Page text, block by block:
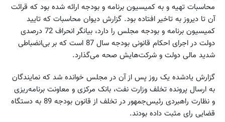
محاسبات تهیه و به کمیسیون برنامه و بودجه ارائه شده بود که قرائت
آن تا دیروز به تاخیر افتاده بود. گزارش دیوان محاسبات که تایید
کمیسیون برنامه و بودجه مجلس را دارد، بیانگر انحراف 72 درصدی
دولت در اجرای احکام قانونی بودجه سال 87 است که بر بی‌انضباطی
شدید مالی دولت و شرکت‌هایش صحه می‌گذارد.
گزارش یادشده یک روز پس از آن در مجلس خوانده شد که نمایندگان
به ارسال پرونده تخلف وزارت نفت، بانک مرکزی و معاونت برنامه‌ریزی
و نظارت راهبردی رئیس‌جمهور در تخلف از قانون بودجه 89 به دستگاه
قضایی رای مثبت داده بودند.